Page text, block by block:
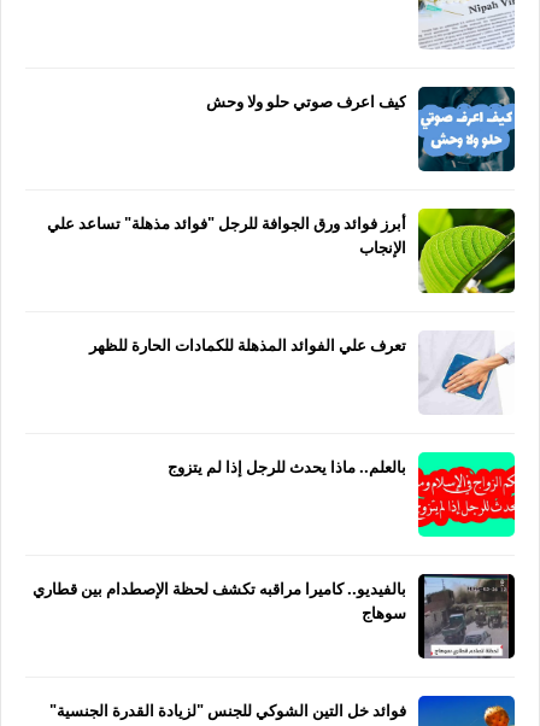
كيف اعرف صوتي حلو ولا وحش
أبرز فوائد ورق الجوافة للرجل "فوائد مذهلة" تساعد علي
الإنجاب
تعرف علي الفوائد المذهلة للكمادات الحارة للظهر
بالعلم.. ماذا يحدث للرجل إذا لم يتزوج
بالفيديو.. كاميرا مراقبه تكشف لحظة الإصطدام بين قطاري
سوهاج
فوائد خل التين الشوكي للجنس "لزيادة القدرة الجنسية"